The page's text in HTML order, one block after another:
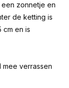
zonnetje en
de ketting is
cm en is
mee verrassen